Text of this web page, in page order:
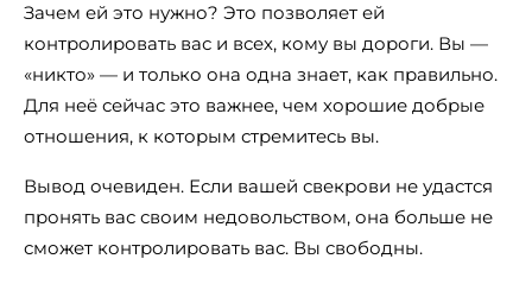
Зачем ей это нужно? Это позволяет ей
контролировать вас и всех, кому вы дороги. Вы —
«никто» — и только она одна знает, как правильно.
Для неё сейчас это важнее, чем хорошие добрые
отношения, к которым стремитесь вы.
Вывод очевиден. Если вашей свекрови не удастся
пронять вас своим недовольством, она больше не
сможет контролировать вас. Вы свободны.